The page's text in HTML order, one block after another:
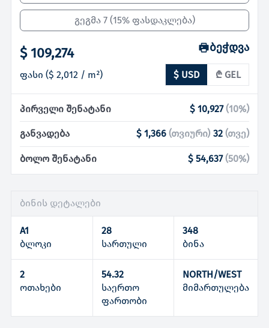
გეგმა 7 (15% ფასდაკლება)
$ 109,274
ფასი ($ 2,012 / m²)
ბეჭდვა
$ USD ₾ GEL
პირველი შენატანი $ 10,927 (10%)
განვადება $ 1,366 (თვიური) 32(თვე)
ბოლო შენატანი $ 54,637 (50%)
ბინის დეტალები
A1
ბლოკი
28
სართული
348
ბინა
2
ოთახები
54.32
საერთო
ფართობი
NORTH/WEST
მიმართულება